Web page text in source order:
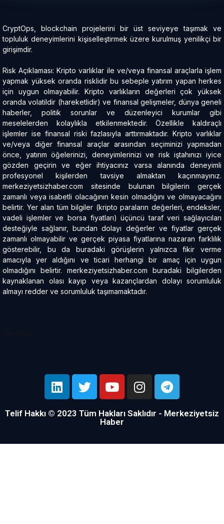
CryptOps, blockchain projelerini bir üst seviyeye taşımak ve
topluluk deneyimlerini kişiselleştirmek üzere kurulmuş yenilikçi bir
girişimdir.
Risk Açıklaması: Kripto varlıklar ile ve/veya finansal araçlarla işlem
yapmak yüksek oranda risklidir bu sebeple yatırım yapan herkes
için uygun olmayabilir. Kripto varlıkların değerleri çok yüksek
oranda volatildir (hareketlidir) ve finansal gelişmeler, dünya geneli
haberler, politik sorunlar ve düzenleyici kurumlar gibi
meselelerden kolaylıkla etkilenmektedir. Özellikle kaldıraçlı
işlemler ise finansal riski fazlasıyla arttırmaktadır. Kripto varlıklar
ve/veya diğer finansal araçlar arasından seçiminizi yapmadan
önce, yatırım öğelerinizi, deneyimlerinizi ve risk iştahınızı iyice
gözden geçirin ve eğer ihtiyacınız varsa alanında deneyimli
profesyonel kişilerden tavsiye almaktan kaçınmayınız.
merkeziyetsizhaber.com sitesinde bulunan bilgilerin gerçek
zamanlı veya isabetli olacağının kesin olmadığını ve olmayacağını
belirtir. Yer alan tüm bilgiler (kripto paraların değerleri, endeksler,
vadeli işlemler ve borsa fiyatları) üçüncü taraf veri sağlayıcıları
desteğiyle sağlanır, bundan dolayı değerler ve fiyatlar gerçek
zamanlı olmayabilir ve gerçek piyasa fiyatlarına nazaran farklılık
gösterebilir, bu da buradaki görüşlerin yalnızca fikir verme
amacıyla yer aldığını ve ticari herhangi bir amaç için uygun
olmadığını belirtir. merkeziyetsizhaber.com buradaki bilgilerden
kaynaklanan olası kayıp veya kazançlardan dolayı sorumluluk
almayı redder ve sorumluluk taşımamaktadır.
Telif Hakkı © 2023 Tüm Hakları Saklıdır - Merkeziyetsiz
Haber